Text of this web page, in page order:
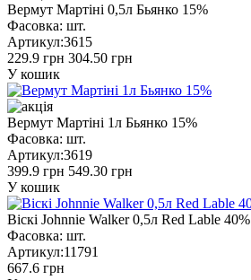
Вермут Мартіні 0,5л Бьянко 15%
Фасовка: шт.
Артикул:3615
229.9 грн 304.50 грн
У кошик
Вермут Мартіні 1л Бьянко 15%
Фасовка: шт.
Артикул:3619
399.9 грн 549.30 грн
У кошик
Віскі Johnnie Walker 0,5л Red Lable 40%
Фасовка: шт.
Артикул:11791
667.6 грн